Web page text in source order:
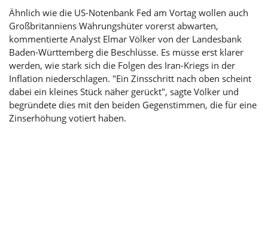
Ähnlich wie die US-Notenbank Fed am Vortag wollen auch
Großbritanniens Währungshüter vorerst abwarten,
kommentierte Analyst Elmar Völker von der Landesbank
Baden-Württemberg die Beschlüsse. Es müsse erst klarer
werden, wie stark sich die Folgen des Iran-Kriegs in der
Inflation niederschlagen. "Ein Zinsschritt nach oben scheint
dabei ein kleines Stück näher gerückt", sagte Völker und
begründete dies mit den beiden Gegenstimmen, die für eine
Zinserhöhung votiert haben.